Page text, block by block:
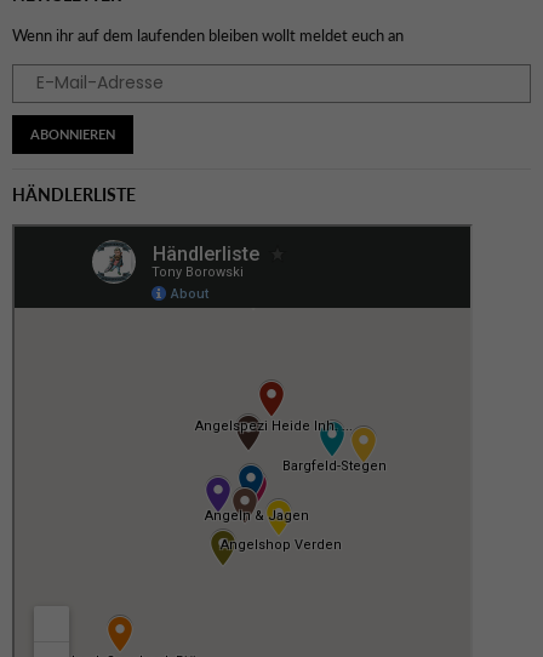
Wenn ihr auf dem laufenden bleiben wollt meldet euch an
ABONNIEREN
HÄNDLERLISTE